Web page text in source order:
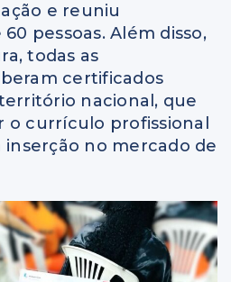
e reuniu
pessoas. Além disso,
todas as
certificados
nacional, que
o currículo profissional
no mercado de